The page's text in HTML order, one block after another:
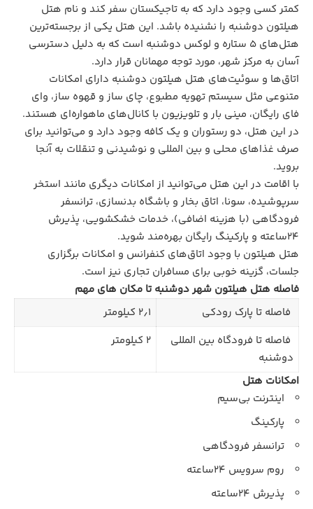
کمتر کسی وجود دارد که به تاجیکستان سفر کند و نام هتل
هیلتون دوشنبه را نشنیده باشد. این هتل یکی از برجسته‌ترین
هتل‌های ۵ ستاره و لوکس دوشنبه است که به دلیل دسترسی
آسان به مرکز شهر، مورد توجه مهمانان قرار دارد.
اتاق‌ها و سوئیت‌های هتل هیلتون دوشنبه دارای امکانات
متنوعی مثل سیستم تهویه مطبوع، چای ساز و قهوه ساز، وای
فای رایگان، مینی بار و تلویزیون با کانال‌های ماهواره‌ای هستند.
در این هتل، دو رستوران و یک کافه وجود دارد و می‌توانید برای
صرف غذاهای محلی و بین المللی و نوشیدنی و تنقلات به آنجا
بروید.
با اقامت در این هتل می‌توانید از امکانات دیگری مانند استخر
سرپوشیده، سونا، اتاق بخار و باشگاه بدنسازی، ترانسفر
فرودگاهی (با هزینه اضافی)، خدمات خشکشویی، پذیرش
۲۴ساعته و پارکینگ رایگان بهره‌مند شوید.
هتل هیلتون با وجود اتاق‌های کنفرانس و امکانات برگزاری
جلسات، گزینه خوبی برای مسافران تجاری نیز است.
فاصله هتل هیلتون شهر دوشنبه تا مکان های مهم
فاصله تا پارک رودکی
۲٫۱ کیلومتر
فاصله تا فرودگاه بین المللی
دوشنبه
۲ کیلومتر
امکانات هتل
اینترنت بی‌سیم
پارکینگ
ترانسفر فرودگاهی
روم سرویس ۲۴ساعته
پذیرش ۲۴ساعته